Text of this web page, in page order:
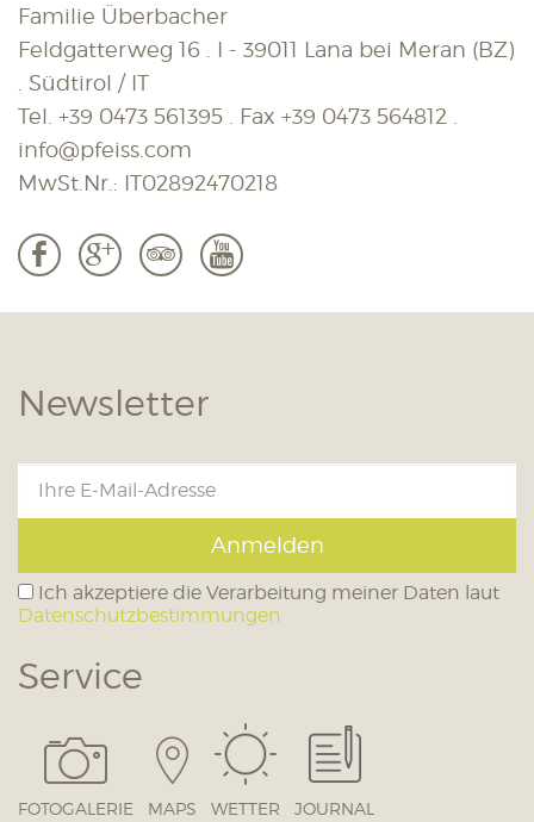
Familie Überbacher
Feldgatterweg 16 . I - 39011 Lana bei Meran (BZ)
. Südtirol / IT
Tel. +39 0473 561395 . Fax +39 0473 564812
info@pfeiss.com
MwSt.Nr.: IT02892470218
b c 3 r
Newsletter
Anmelden
Ich akzeptiere die Verarbeitung meiner Daten laut
Datenschutzbestimmungen
Service
FOTOGALERIE MAPS WETTER JOURNAL